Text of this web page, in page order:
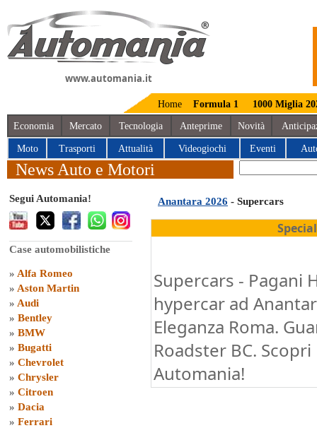
www.automania.it
Home Formula 1 1000 Miglia
Economia Mercato Tecnologia Anteprime Novità
Moto Trasporti Attualità Videogiochi Eventi
News Auto e Motori
Segui Automania!
Case automobilistiche
» Alfa Romeo
» Aston Martin
» Audi
» Bentley
» BMW
» Bugatti
» Chevrolet
» Chrysler
» Citroen
» Dacia
» Ferrari
Anantara 2026 - Supercars
Supercars - Pagani
hypercar ad
Eleganza Roma.
Roadster BC.
Automania!